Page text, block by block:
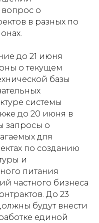
вопрос о
в разных по
до 21 июня
о текущем
базы
системы
до 20 июня в
запросы о
для
по созданию
и
питания
частного бизнеса
До 23
будут внести
единой